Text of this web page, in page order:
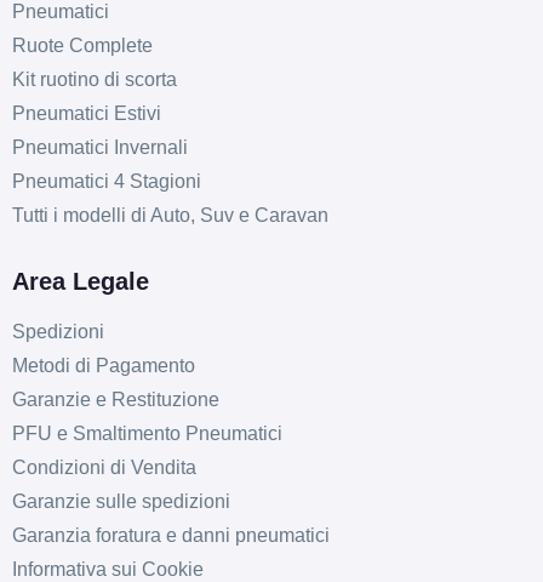
Pneumatici
Ruote Complete
Kit ruotino di scorta
Pneumatici Estivi
Pneumatici Invernali
Pneumatici 4 Stagioni
Tutti i modelli di Auto, Suv e Caravan
Area Legale
Spedizioni
Metodi di Pagamento
Garanzie e Restituzione
PFU e Smaltimento Pneumatici
Condizioni di Vendita
Garanzie sulle spedizioni
Garanzia foratura e danni pneumatici
Informativa sui Cookie